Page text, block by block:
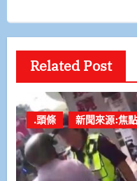
Related Post
.頭條 新聞來源:焦